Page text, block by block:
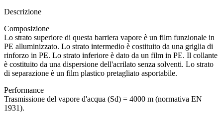
Descrizione
Composizione
Lo strato superiore di questa barriera vapore è un film funzionale in
PE alluminizzato. Lo strato intermedio è costituito da una griglia di
rinforzo in PE. Lo strato inferiore è dato da un film in PE. Il collante
è costituito da una dispersione dell'acrilato senza solventi. Lo strato
di separazione è un film plastico pretagliato asportabile.
Performance
Trasmissione del vapore d'acqua (Sd) = 4000 m (normativa EN
1931).